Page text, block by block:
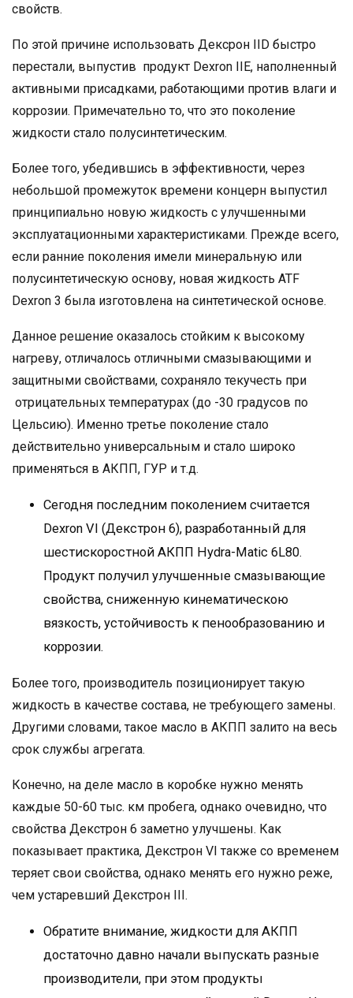
свойств.
По этой причине использовать Дексрон IID быстро
перестали, выпустив продукт Dexron IIЕ, наполненный
активными присадками, работающими против влаги и
коррозии. Примечательно то, что это поколение
жидкости стало полусинтетическим.
Более того, убедившись в эффективности, через
небольшой промежуток времени концерн выпустил
принципиально новую жидкость с улучшенными
эксплуатационными характеристиками. Прежде всего,
если ранние поколения имели минеральную или
полусинтетическую основу, новая жидкость ATF
Dexron 3 была изготовлена на синтетической основе.
Данное решение оказалось стойким к высокому
нагреву, отличалось отличными смазывающими и
защитными свойствами, сохраняло текучесть при
отрицательных температурах (до -30 градусов по
Цельсию). Именно третье поколение стало
действительно универсальным и стало широко
применяться в АКПП, ГУР и т.д.
Сегодня последним поколением считается
Dexron VI (Декстрон 6), разработанный для
шестискоростной АКПП Hydra-Matic 6L80.
Продукт получил улучшенные смазывающие
свойства, сниженную кинематическою
вязкость, устойчивость к пенообразованию и
коррозии.
Более того, производитель позиционирует такую
жидкость в качестве состава, не требующего замены.
Другими словами, такое масло в АКПП залито на весь
срок службы агрегата.
Конечно, на деле масло в коробке нужно менять
каждые 50-60 тыс. км пробега, однако очевидно, что
свойства Декстрон 6 заметно улучшены. Как
показывает практика, Декстрон VI также со временем
теряет свои свойства, однако менять его нужно реже,
чем устаревший Декстрон III.
Обратите внимание, жидкости для АКПП
достаточно давно начали выпускать разные
производители, при этом продукты